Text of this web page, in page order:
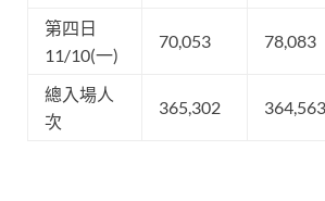
第四日
11/10(一)
70,053 78,083
總入場人
次
365,302 364,563